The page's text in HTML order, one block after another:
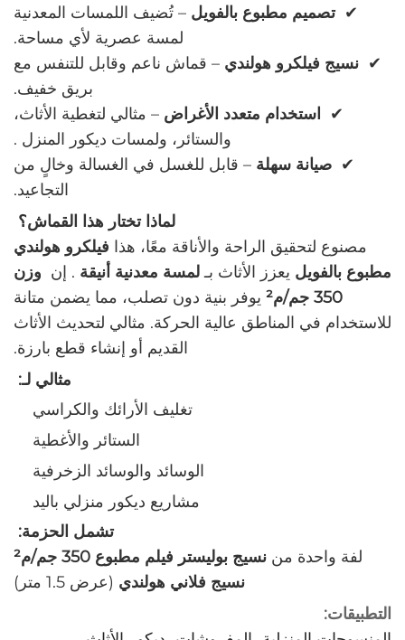
✔ ‌تصميم مطبوع بالفويل – تُضيف اللمسات المعدنية
لمسة عصرية لأي مساحة.
✔ ‌ نسيج فيلكرو هولندي – قماش ناعم وقابل للتنفس مع
بريق خفيف.
✔ ‌
استخدام متعدد الأغراض – مثالي لتغطية الأثاث،
والستائر، ولمسات ديكور المنزل .
✔ ‌ صيانة سهلة – قابل للغسل في الغسالة وخالٍ من
التجاعيد.
لماذا تختار هذا القماش؟
مصنوع لتحقيق الراحة والأناقة معًا، هذا فيلكرو هولندي
مطبوع بالفويل يعزز الأثاث بـلمسة معدنية أنيقة ‌. إن ‌ وزن
350 جم/م²
يوفر بنية دون تصلب، مما يضمن متانة
للاستخدام في المناطق عالية الحركة. مثالي لتحديث الأثاث
القديم أو إنشاء قطع بارزة.
مثالي لـ:
تغليف الأرائك والكراسي
الستائر والأغطية
الوسائد والوسائد الزخرفية
مشاريع ديكور منزلي باليد
‌تشمل الحزمة:
لفة واحدة من
نسيج بوليستر فيلم مطبوع 350 جم/م²
نسيج فلاني هولندي (عرض 1.5 متر)
التطبيقات: